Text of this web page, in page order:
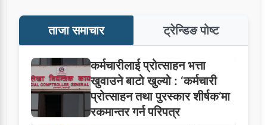
ताजा समाचार ट्रेन्डिङ पोष्ट
कर्मचारीलाई प्रोत्साहन भत्ता
खुवाउने बाटो खुल्यो : ‘कर्मचारी
प्रोत्साहन तथा पुरस्कार शीर्षक’मा
रकमान्तर गर्न परिपत्र